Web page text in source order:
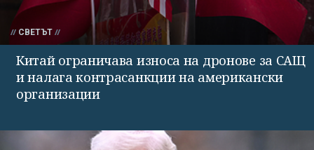
СВЕТЪТ
Китай ограничава износа на дронове за САЩ
и налага контрасанкции на американски
организации